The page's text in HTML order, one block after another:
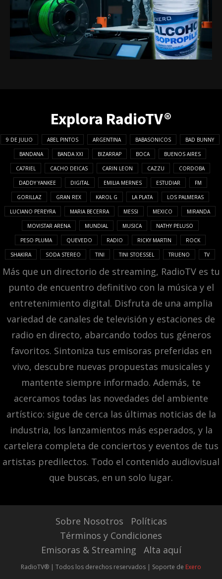
Explora RadioTV®
9 DE JULIO ABEL PINTOS ARGENTINA BABASONICOS BAD BUNNY
BANDANA BANDA XXI BIZARRAP BOCA BUENOS AIRES
CA7RIEL CACHO DEICAS CARIN LEON CAZZU CORDOBA
DADDY YANKEE DIGITAL EMILIA MERNES ESTUDIAR FM
GORILLAZ GRAN REX KAROL G LA PLATA LOS PALMERAS
LUCIANO PEREYRA MARIA BECERRA MESSI MEXICO MIRANDA
MOVISTAR ARENA MUNDIAL MUSICA NATHY PELUSO
PESO PLUMA QUEVEDO RADIO RICKY MARTIN ROCK
SHAKIRA SODA STEREO TINI TINI STOESSEL TRUENO TV
Más que un directorio de streaming, RadioTV es tu
punto de encuentro definitivo con la música y el
entretenimiento digital. Disfruta de una amplia
variedad de canales de televisión y estaciones de
radio en directo, abarcando todos tus géneros
favoritos. Sintoniza tus emisoras preferidas en
vivo, descubre nuevas propuestas musicales y
mantente siempre informado. Además, te
acercamos todas las novedades del ambiente
artístico: sigue de cerca las últimas noticias de la
industria, los lanzamientos más esperados, y la
cartelera completa de conciertos y eventos de tus
artistas predilectos. Todo el contenido audiovisual
que buscas, en un solo lugar.
Sobre Nosotros
Políticas
Términos y Condiciones
Emisoras & Streaming
Alta aquí
RadioTV® | Todos los derechos reservados | Soporte de Exero